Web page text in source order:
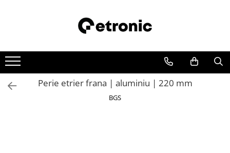
Perie etrier frana | aluminiu | 220 mm
BGS